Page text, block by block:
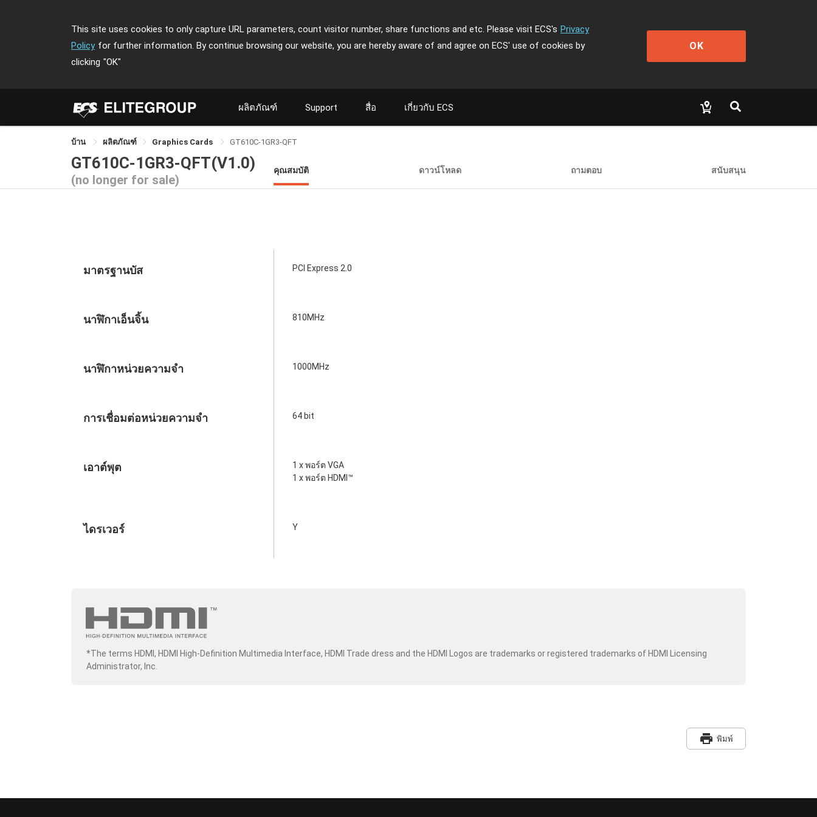
This site uses cookies to only capture URL parameters, count visitor number, share functions and etc. Please visit ECS's Privacy
Policy for further information. By continue browsing our website, you are hereby aware of and agree on ECS' use of cookies by
clicking "OK"
OK
ผลิตภัณฑ์ Support สื่อ เกี่ยวกับ ECS
บ้าน ผลิตภัณฑ์ Graphics Cards GT610C-1GR3-QFT
GT610C-1GR3-QFT(V1.0)
(no longer for sale)
คุณสมบัติ ดาวน์โหลด ถามตอบ สนับสนุน
มาตรฐานบัส PCI Express 2.0
นาฬิกาเอ็นจิ้น 810MHz
นาฬิกาหน่วยความจำ 1000MHz
การเชื่อมต่อหน่วยความจำ 64 bit
เอาต์พุต
1 x พอร์ต VGA
1 x พอร์ต HDMI™
ไดรเวอร์ Y
*The terms HDMI, HDMI High-Definition Multimedia Interface, HDMI Trade dress and the HDMI Logos are trademarks or registered trademarks of HDMI Licensing
Administrator, Inc.
print พิมพ์